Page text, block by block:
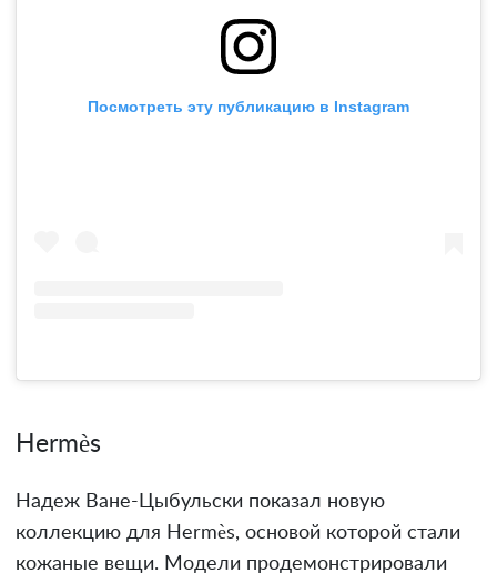
Посмотреть эту публикацию в Instagram
Hermès
Надеж Ване-Цыбульски показал новую
коллекцию для Hermès, основой которой стали
кожаные вещи. Модели продемонстрировали